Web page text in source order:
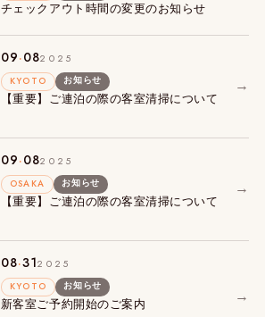
チェックアウト時間の変更のお知らせ
09.082025
KYOTO
お知らせ
【重要】ご連泊の際の客室清掃について
→
09.082025
OSAKA
お知らせ
【重要】ご連泊の際の客室清掃について
→
08.312025
KYOTO
お知らせ
新客室ご予約開始のご案内 →